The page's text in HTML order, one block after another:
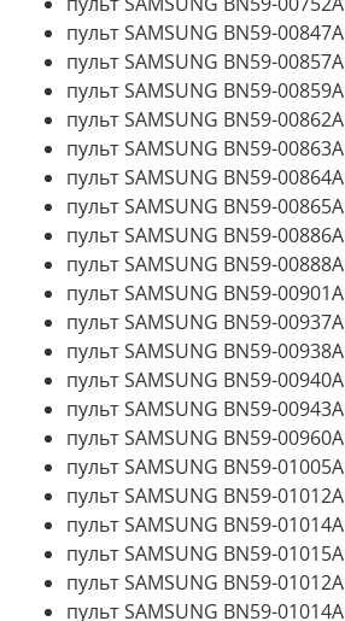
пульт SAMSUNG BN59-00847A
пульт SAMSUNG BN59-00857A
пульт SAMSUNG BN59-00859A
пульт SAMSUNG BN59-00862A
пульт SAMSUNG BN59-00863A
пульт SAMSUNG BN59-00864A
пульт SAMSUNG BN59-00865A
пульт SAMSUNG BN59-00886A
пульт SAMSUNG BN59-00888A
пульт SAMSUNG BN59-00901A
пульт SAMSUNG BN59-00937A
пульт SAMSUNG BN59-00938A
пульт SAMSUNG BN59-00940A
пульт SAMSUNG BN59-00943A
пульт SAMSUNG BN59-00960A
пульт SAMSUNG BN59-01005A
пульт SAMSUNG BN59-01012A
пульт SAMSUNG BN59-01014A
пульт SAMSUNG BN59-01015A
пульт SAMSUNG BN59-01012A
пульт SAMSUNG BN59-01014A